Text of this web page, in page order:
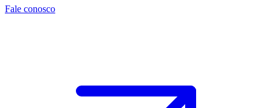
Fale conosco